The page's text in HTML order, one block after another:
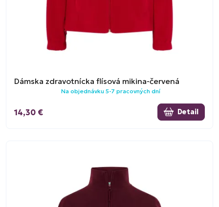
Dámska zdravotnícka flísová mikina-červená
Na objednávku 5-7 pracovných dní
14,30 € Detail